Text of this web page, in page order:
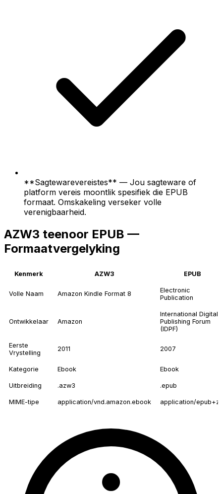
**Sagtewarevereistes** — Jou sagteware of
platform vereis moontlik spesifiek die EPUB
formaat. Omskakeling verseker volle
verenigbaarheid.
AZW3 teenoor EPUB —
Formaatvergelyking
Kenmerk AZW3 EPUB
Volle Naam Amazon Kindle Format 8
Electronic
Publication
Ontwikkelaar Amazon
International Digital
Publishing Forum
(IDPF)
Eerste
Vrystelling
2011 2007
Kategorie Ebook Ebook
Uitbreiding .azw3 .epub
MIME-tipe application/vnd.amazon.ebook application/